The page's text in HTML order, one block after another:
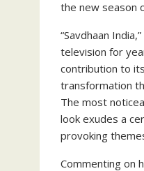
the new season
“Savdhaan
television for
contribution to
transformation
The most
look exudes a
provoking
Commenting on